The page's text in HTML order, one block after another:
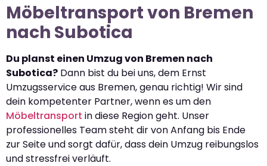
Möbeltransport von Bremen
nach Subotica
Du planst einen Umzug von Bremen nach
Subotica? Dann bist du bei uns, dem Ernst
Umzugsservice aus Bremen, genau richtig! Wir sind
dein kompetenter Partner, wenn es um den
Möbeltransport in diese Region geht. Unser
professionelles Team steht dir von Anfang bis Ende
zur Seite und sorgt dafür, dass dein Umzug reibungslos
und stressfrei verläuft.